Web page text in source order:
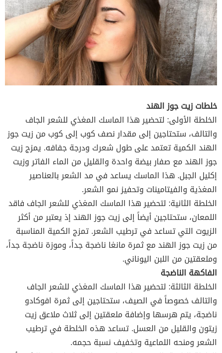
خلطات زيت جوز الهند
الخلطة الأولى: لتحضير هذا الماسك المغذي للشعر الجاف
والتالف، ستحتاجين إلى مقدار نصف كوب إلى كوب من زيت جوز
الهند الكمية تعتمد على طول شعرك ودرجة جفافه. يمزج زيت
جوز الهند مع صفار بيضة واحدة والقليل من الماء الفاتر وزيت
إكليل الجبل. هذا الماسك يساعد في مد الشعر بالعناصير
المغذية والفيتامينات وتحفيز نمو الشعر.
الخلطة الثانية: لتحضير هذا الماسك المغذي للشعر الجاف فاقد
اللمعان، ستحتاجين أيضاً إلى زيت جوز الهند إذ يعتبر من أكثر
الزيوت التي تساعد في ترطيب الشعر. تمزج الكمية المناسبة
من زيت جوز الهند مع ثمرة مانغا ناضجة جداً، وموزة ناضجة جداً،
وملعقتين من اللبن اليوناني.
الفاكهة الناضجة
الخلطة الثالثة: لتحضير هذا الماسك المغذي للشعر الجاف
والتالف خصوصاً في الصيف، ستحتاجين إلى ثمرة افوكادو
ناضجة، يتم هرسها وإضافة ملعقتين إلى ثلاث ملاعق زيت
زيتون والقليل من العسل. تساعد هذه الخلطة في ترطيب
الشعر ومنحه اللماعية وتخفيف نسبة حجمه.